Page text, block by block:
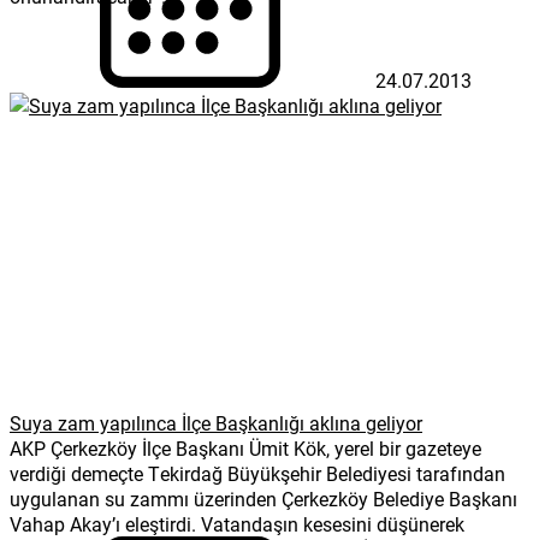
24.07.2013
Suya zam yapılınca İlçe Başkanlığı aklına geliyor
AKP Çerkezköy İlçe Başkanı Ümit Kök, yerel bir gazeteye
verdiği demeçte Tekirdağ Büyükşehir Belediyesi tarafından
uygulanan su zammı üzerinden Çerkezköy Belediye Başkanı
Vahap Akay’ı eleştirdi. Vatandaşın kesesini düşünerek